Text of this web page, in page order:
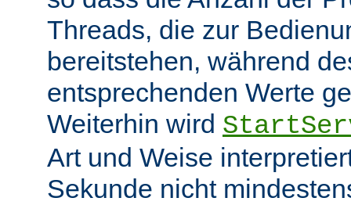
Threads, die zur
bereitstehen, während
entsprechenden Werte
Weiterhin wird
Art und Weise
Sekunde nicht